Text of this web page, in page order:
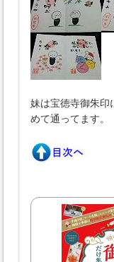
妹は宝徳寺御朱印
めて通ってます。